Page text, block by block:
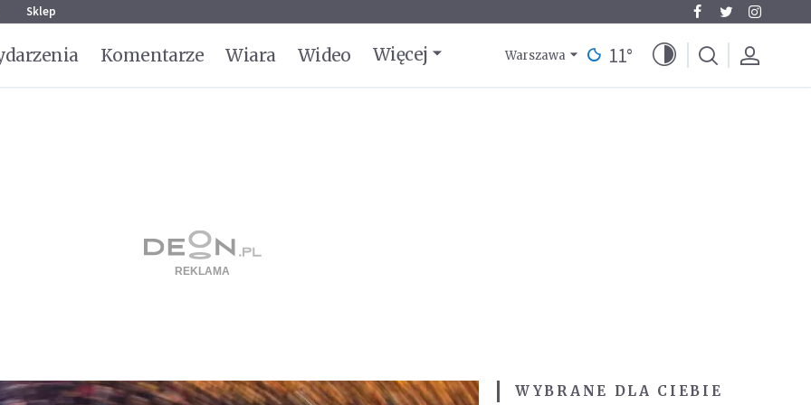
Sklep
Komentarze Wiara Wideo Więcej Warszawa 11°
WYBRANE DLA CIEBIE